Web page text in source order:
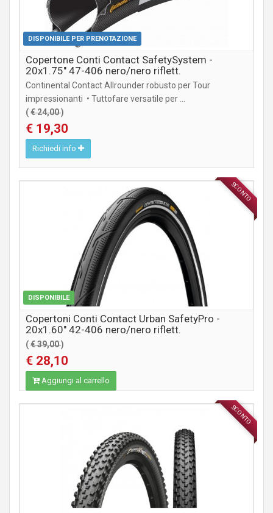
DISPONIBILE PER PRENOTAZIONE
Copertone Conti Contact SafetySystem -
20x1.75" 47-406 nero/nero riflett.
Continental Contact Allrounder robusto per Tour
impressionanti • Tuttofare versatile per ...
(€ 24,00)
€ 19,30
Richiedi info
SCONTO
DISPONIBILE
COMPONENTI MTB / CITY
Copertoni Conti Contact Urban SafetyPro -
20x1.60" 42-406 nero/nero riflett.
(€ 39,00)
€ 28,10
Aggiungi al carrello
SCONTO
COMPONENTI MTB / CITY